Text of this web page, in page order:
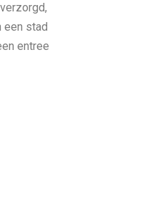
een stad
entree